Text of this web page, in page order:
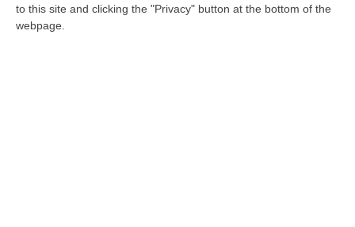
to this site and clicking the "Privacy" button at the bottom of the
webpage.
risolutezza»
Pubblicato il: 30/07/22 – 17:00